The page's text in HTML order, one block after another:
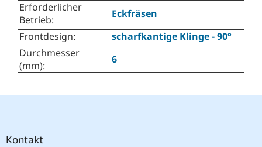
Erforderlicher
Betrieb:
Eckfräsen
Frontdesign:
scharfkantige Klinge - 90°
Durchmesser
(mm): 6
Kontakt